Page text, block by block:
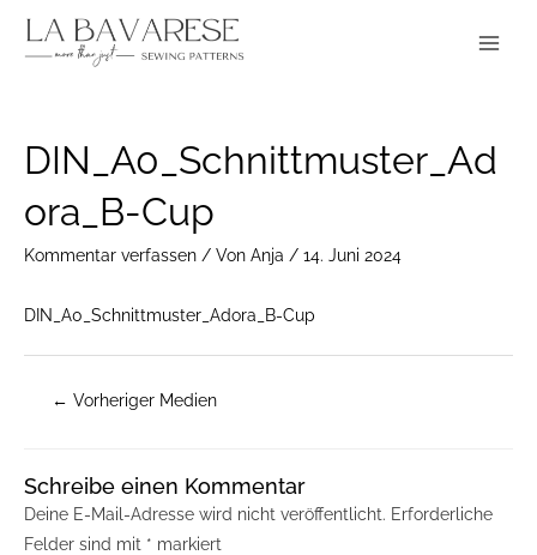
Inhalt
DIN_A0_Schnittmuster_Ad
ora_B-Cup
Kommentar verfassen / Von Anja / 14. Juni 2024
DIN_A0_Schnittmuster_Adora_B-Cup
navigation
← Vorheriger Medien
Schreibe einen Kommentar
Deine E-Mail-Adresse wird nicht veröffentlicht. Erforderliche
Felder sind mit * markiert